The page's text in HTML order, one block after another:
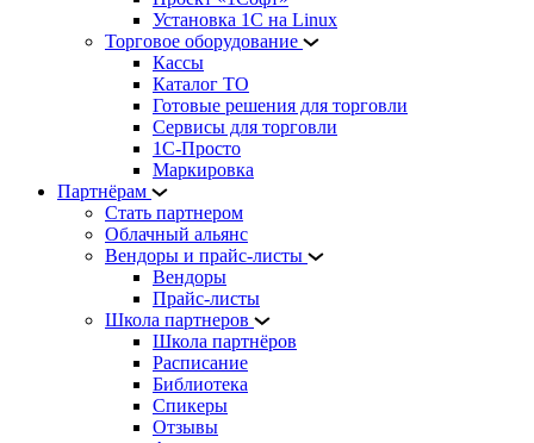
Установка 1С на Linux
Торговое оборудование
Кассы
Каталог ТО
Готовые решения для торговли
Сервисы для торговли
1С-Просто
Маркировка
Партнёрам
Стать партнером
Облачный альянс
Вендоры и прайс-листы
Вендоры
Прайс-листы
Школа партнеров
Школа партнёров
Расписание
Библиотека
Спикеры
Отзывы